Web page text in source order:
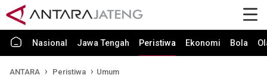
Nasional Jawa Tengah Peristiwa Ekonomi Bola
ANTARA Peristiwa Umum